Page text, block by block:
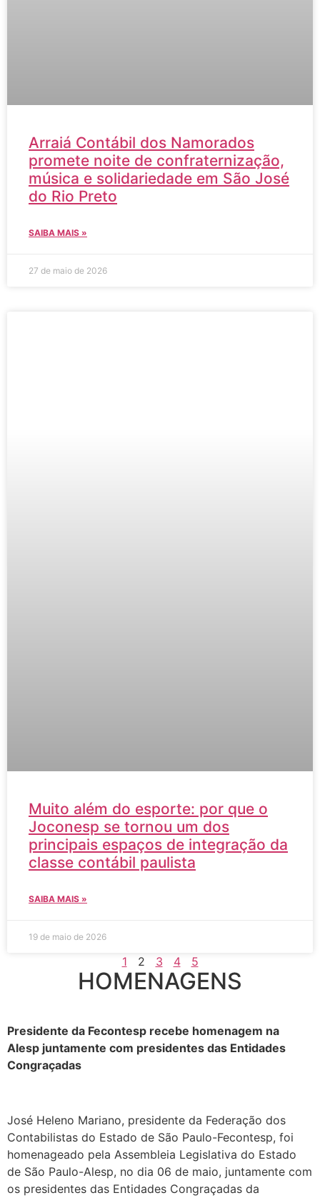
Arraiá Contábil dos Namorados
promete noite de confraternização,
música e solidariedade em São José
do Rio Preto
SAIBA MAIS »
27 de maio de 2026
Muito além do esporte: por que o
Joconesp se tornou um dos
principais espaços de integração da
classe contábil paulista
SAIBA MAIS »
19 de maio de 2026
1 2 3 4 5
HOMENAGENS
Presidente da Fecontesp recebe homenagem na
Alesp juntamente com presidentes das Entidades
Congraçadas
José Heleno Mariano, presidente da Federação dos
Contabilistas do Estado de São Paulo-Fecontesp, foi
homenageado pela Assembleia Legislativa do Estado
de São Paulo-Alesp, no dia 06 de maio, juntamente com
os presidentes das Entidades Congraçadas da